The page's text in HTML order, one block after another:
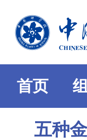
首页
五种